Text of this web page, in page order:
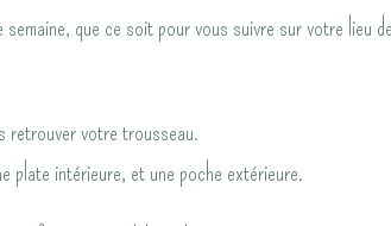
que ce soit pour vous suivre sur votre lieu
retrouver votre trousseau.
plate intérieure, et une poche extérieure.